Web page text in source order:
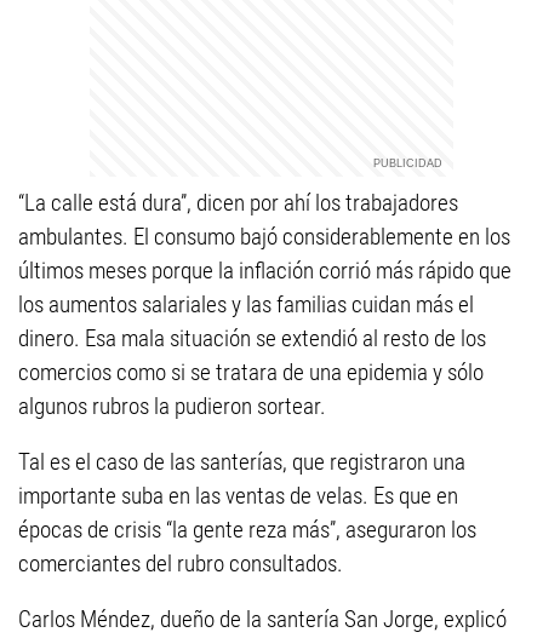
“La calle está dura”, dicen por ahí los trabajadores
ambulantes. El consumo bajó considerablemente en los
últimos meses porque la inflación corrió más rápido que
los aumentos salariales y las familias cuidan más el
dinero. Esa mala situación se extendió al resto de los
comercios como si se tratara de una epidemia y sólo
algunos rubros la pudieron sortear.
Tal es el caso de las santerías, que registraron una
importante suba en las ventas de velas. Es que en
épocas de crisis “la gente reza más”, aseguraron los
comerciantes del rubro consultados.
Carlos Méndez, dueño de la santería San Jorge, explicó